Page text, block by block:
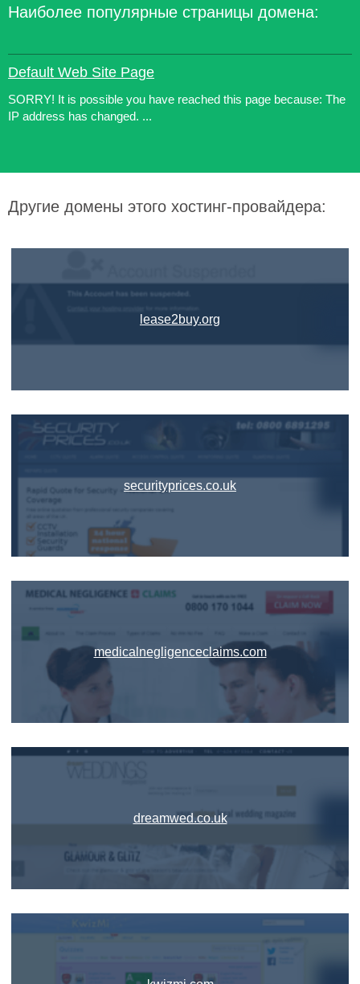
Наиболее популярные страницы домена:
Default Web Site Page
SORRY! It is possible you have reached this page because: The
IP address has changed. ...
Другие домены этого хостинг-провайдера:
lease2buy.org
securityprices.co.uk
medicalnegligenceclaims.com
dreamwed.co.uk